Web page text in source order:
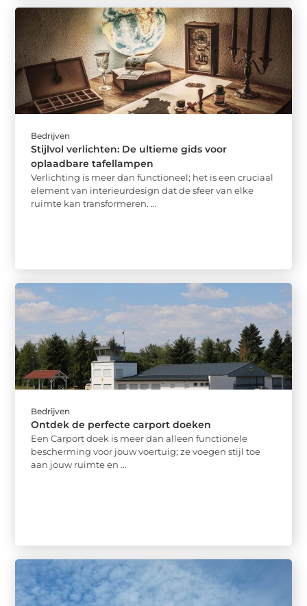
Bedrijven
Stijlvol verlichten: De ultieme gids voor
oplaadbare tafellampen
Verlichting is meer dan functioneel; het is een cruciaal
element van interieurdesign dat de sfeer van elke
ruimte kan transformeren. ...
Bedrijven
Ontdek de perfecte carport doeken
Een Carport doek is meer dan alleen functionele
bescherming voor jouw voertuig; ze voegen stijl toe
aan jouw ruimte en ...